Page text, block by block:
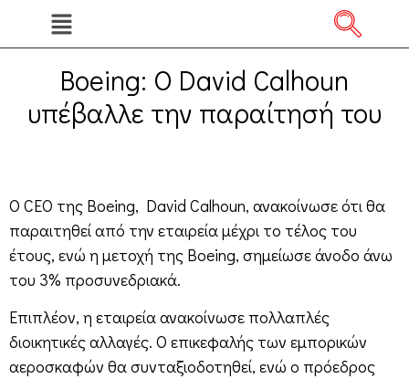
Boeing: Ο David Calhoun
υπέβαλλε την παραίτησή του
Ο CEO της Boeing, David Calhoun, ανακοίνωσε ότι θα
παραιτηθεί από την εταιρεία μέχρι το τέλος του
έτους, ενώ η μετοχή της Boeing, σημείωσε άνοδο άνω
του 3% προσυνεδριακά.
Επιπλέον, η εταιρεία ανακοίνωσε πολλαπλές
διοικητικές αλλαγές. Ο επικεφαλής των εμπορικών
αεροσκαφών θα συνταξιοδοτηθεί, ενώ ο πρόεδρος